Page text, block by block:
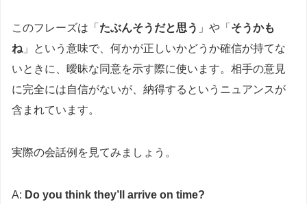
このフレーズは「 たぶんそうだと思う 」や「 そうかも
ね 」という意味で、何かが正しいかどうか確信が持てな
いときに、曖昧な同意を示す際に使います。相手の意見
に完全には自信がないが、納得するというニュアンスが
含まれています。
実際の会話例を見てみましょう。
A: Do you think they’ll arrive on time?